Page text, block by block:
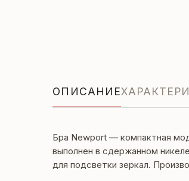
ОПИСАНИЕ
Бра Newport — компактная
выполнен в сдержанном
для подсветки зеркал.